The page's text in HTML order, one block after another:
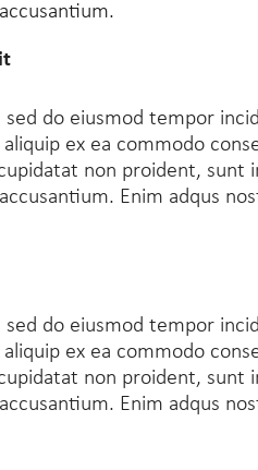
do eiusmod tempor
ex ea commodo
non proident,
Enim adqus
do eiusmod tempor
ex ea commodo
non proident,
Enim adqus